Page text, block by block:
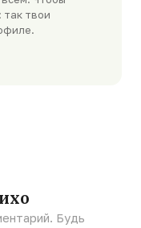
так твои
Будь